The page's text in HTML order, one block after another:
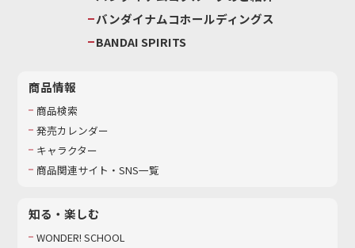
バンダイナムコホールディングス
BANDAI SPIRITS
商品情報
商品検索
発売カレンダー
キャラクター
商品関連サイト・SNS一覧
知る・楽しむ
WONDER! SCHOOL